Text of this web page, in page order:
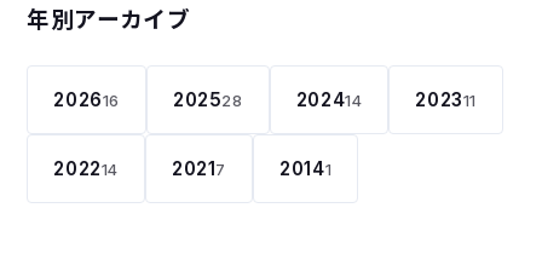
年別アーカイブ
202616 202528 202414 202311
202214 2021 7 20141